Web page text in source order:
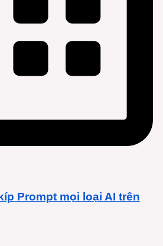
Prompt mọi loại AI trên